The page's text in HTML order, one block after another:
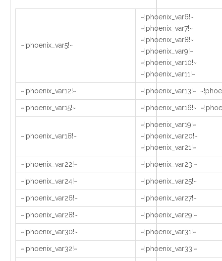
~!phoenix_var5!~
~!phoenix_var6!~
~!phoenix_var7!~
~!phoenix_var8!~
~!phoenix_var9!~
~!phoenix_var10!~
~!phoenix_var11!~
~!phoenix_var12!~ ~!phoenix_var13!~
~!phoenix_var15!~ ~!phoenix_var16!~
~!phoenix_var18!~
~!phoenix_var19!~
~!phoenix_var20!~
~!phoenix_var21!~
~!phoenix_var22!~ ~!phoenix_var23!~
~!phoenix_var24!~ ~!phoenix_var25!~
~!phoenix_var26!~ ~!phoenix_var27!~
~!phoenix_var28!~ ~!phoenix_var29!~
~!phoenix_var30!~ ~!phoenix_var31!~
~!phoenix_var32!~ ~!phoenix_var33!~